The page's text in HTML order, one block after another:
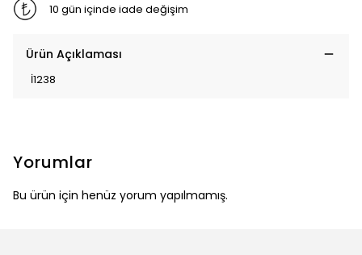
10 gün içinde iade değişim
Ürün Açıklaması
İ1238
Yorumlar
Bu ürün için henüz yorum yapılmamış.